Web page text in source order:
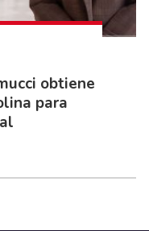
obtiene
para